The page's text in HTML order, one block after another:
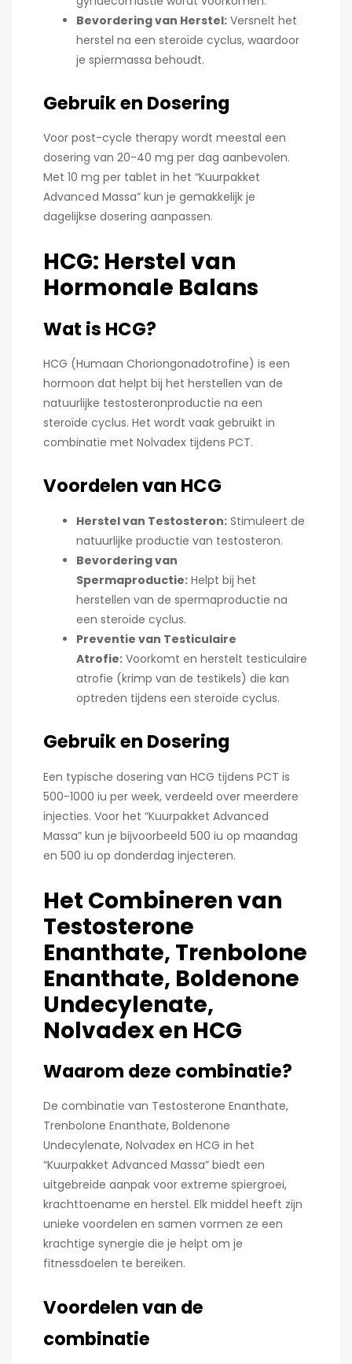
Bevordering van Herstel: Versnelt het
herstel na een steroïde cyclus, waardoor
je spiermassa behoudt.
Gebruik en Dosering
Voor post-cycle therapy wordt meestal een
dosering van 20-40 mg per dag aanbevolen.
Met 10 mg per tablet in het “Kuurpakket
Advanced Massa” kun je gemakkelijk je
dagelijkse dosering aanpassen.
HCG: Herstel van
Hormonale Balans
Wat is HCG?
HCG (Humaan Choriongonadotrofine) is een
hormoon dat helpt bij het herstellen van de
natuurlijke testosteronproductie na een
steroïde cyclus. Het wordt vaak gebruikt in
combinatie met Nolvadex tijdens PCT.
Voordelen van HCG
Herstel van Testosteron: Stimuleert de
natuurlijke productie van testosteron.
Bevordering van
Spermaproductie: Helpt bij het
herstellen van de spermaproductie na
een steroïde cyclus.
Preventie van Testiculaire
Atrofie: Voorkomt en herstelt testiculaire
atrofie (krimp van de testikels) die kan
optreden tijdens een steroïde cyclus.
Gebruik en Dosering
Een typische dosering van HCG tijdens PCT is
500-1000 iu per week, verdeeld over meerdere
injecties. Voor het “Kuurpakket Advanced
Massa” kun je bijvoorbeeld 500 iu op maandag
en 500 iu op donderdag injecteren.
Het Combineren van
Testosterone
Enanthate, Trenbolone
Enanthate, Boldenone
Undecylenate,
Nolvadex en HCG
Waarom deze combinatie?
De combinatie van Testosterone Enanthate,
Trenbolone Enanthate, Boldenone
Undecylenate, Nolvadex en HCG in het
“Kuurpakket Advanced Massa” biedt een
uitgebreide aanpak voor extreme spiergroei,
krachttoename en herstel. Elk middel heeft zijn
unieke voordelen en samen vormen ze een
krachtige synergie die je helpt om je
fitnessdoelen te bereiken.
Voordelen van de
combinatie